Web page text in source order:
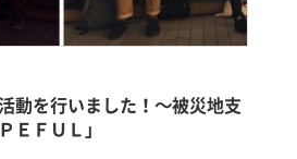
動を行いました！～被災地支
ＥＦＵＬ」